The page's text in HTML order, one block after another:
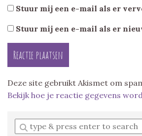
Stuur mij een e-mail als er
Stuur mij een e-mail als er
Deze site gebruikt Akismet om
Bekijk hoe je reactie gegevens
Enter